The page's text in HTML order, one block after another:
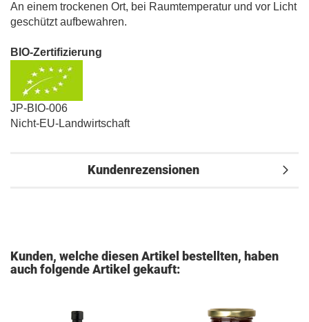
An einem trockenen Ort, bei Raumtemperatur und vor Licht
geschützt aufbewahren.
BIO-Zertifizierung
JP-BIO-006
Nicht-EU-Landwirtschaft
Kundenrezensionen
Kunden, welche diesen Artikel bestellten, haben
auch folgende Artikel gekauft: